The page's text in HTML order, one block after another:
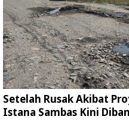
Setelah Rusak Akibat
Istana Sambas Kini